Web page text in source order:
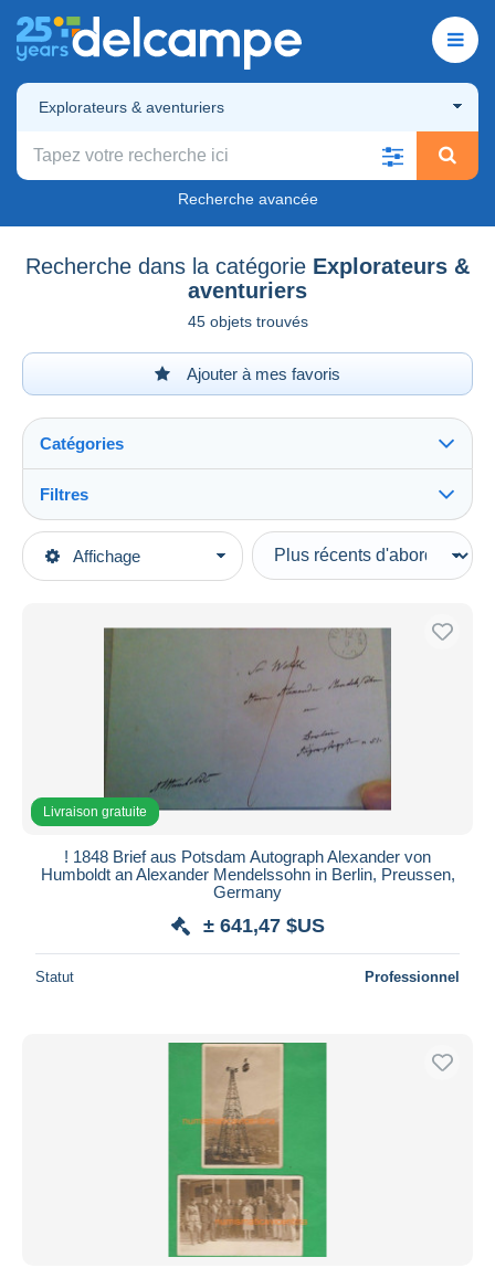
Explorateurs & aventuriers
Recherche avancée
Recherche dans la catégorie Explorateurs &
aventuriers
45 objets trouvés
Ajouter à mes favoris
Affichage
Catégories
Catégories principales
Explorateurs & aventuriers
Filtres
Types de vente
En cours
Enchères sans offres
Toutes les durées
depuis
Prix
Virement bancaire
Mastercard
Bancontact
Livraison gratuite
! 1848 Brief aus Potsdam Autograph Alexander von
Humboldt an Alexander Mendelssohn in Berlin, Preussen,
Germany
± 641,47 $US
Statut Professionnel